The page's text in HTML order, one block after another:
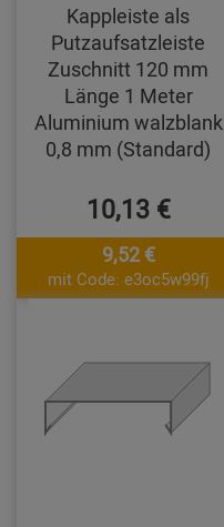
Kappleiste als
Putzaufsatzleiste
Zuschnitt 120 mm
Länge 1 Meter
Aluminium walzblank
0,8 mm (Standard)
10,13 €
9,52 €
mit Code: e3oc5w99fj